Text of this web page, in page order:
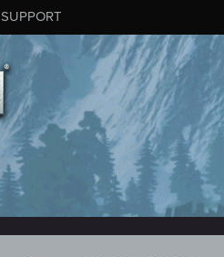
SUPPORT